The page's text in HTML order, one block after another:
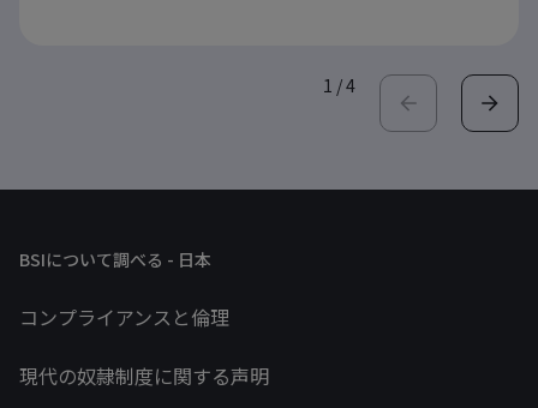
1 /4
BSIについて調べる - 日本
コンプライアンスと倫理
現代の奴隷制度に関する声明